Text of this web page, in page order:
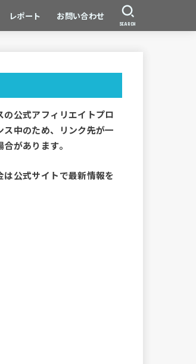
レポート お問い合わせ
SEARCH
公式アフィリエイトプロ
中のため、リンク先が一
があります。
は公式サイトで最新情報を